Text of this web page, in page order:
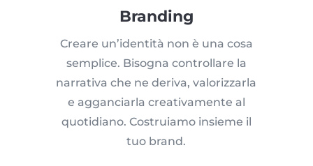
Branding
Creare un’identità non è una cosa
semplice. Bisogna controllare la
narrativa che ne deriva, valorizzarla
e agganciarla creativamente al
quotidiano. Costruiamo insieme il
tuo brand.